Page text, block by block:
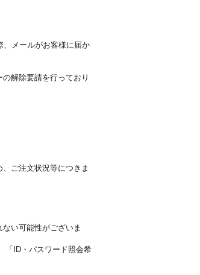
、メールがお客様に届か
解除要請を行っており
ご注文状況等につきま
い可能性がございま
「ID・パスワード照会希